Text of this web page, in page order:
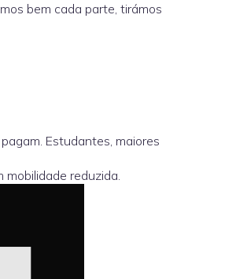
bem cada parte, tirámos
Estudantes, maiores
reduzida.